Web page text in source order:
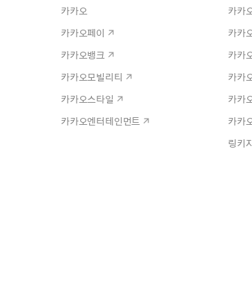
카카오
카카오페이
카카오뱅크
카카오모빌리티
카카오스타일
카카오엔터테인먼트
카카
카카
카카
카카
카카
카카
링키